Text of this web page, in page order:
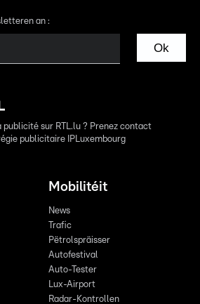
an :
Ok
publicité sur RTL.lu ? Prenez contact
publicitaire IPLuxembourg
Mobilitéit
News
Trafic
Pëtrolspräisser
Autofestival
Auto-Tester
Lux-Airport
Radar-Kontrollen